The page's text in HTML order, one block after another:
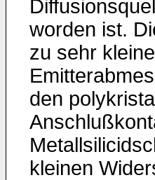
worden ist.
zu sehr
den
kleinen